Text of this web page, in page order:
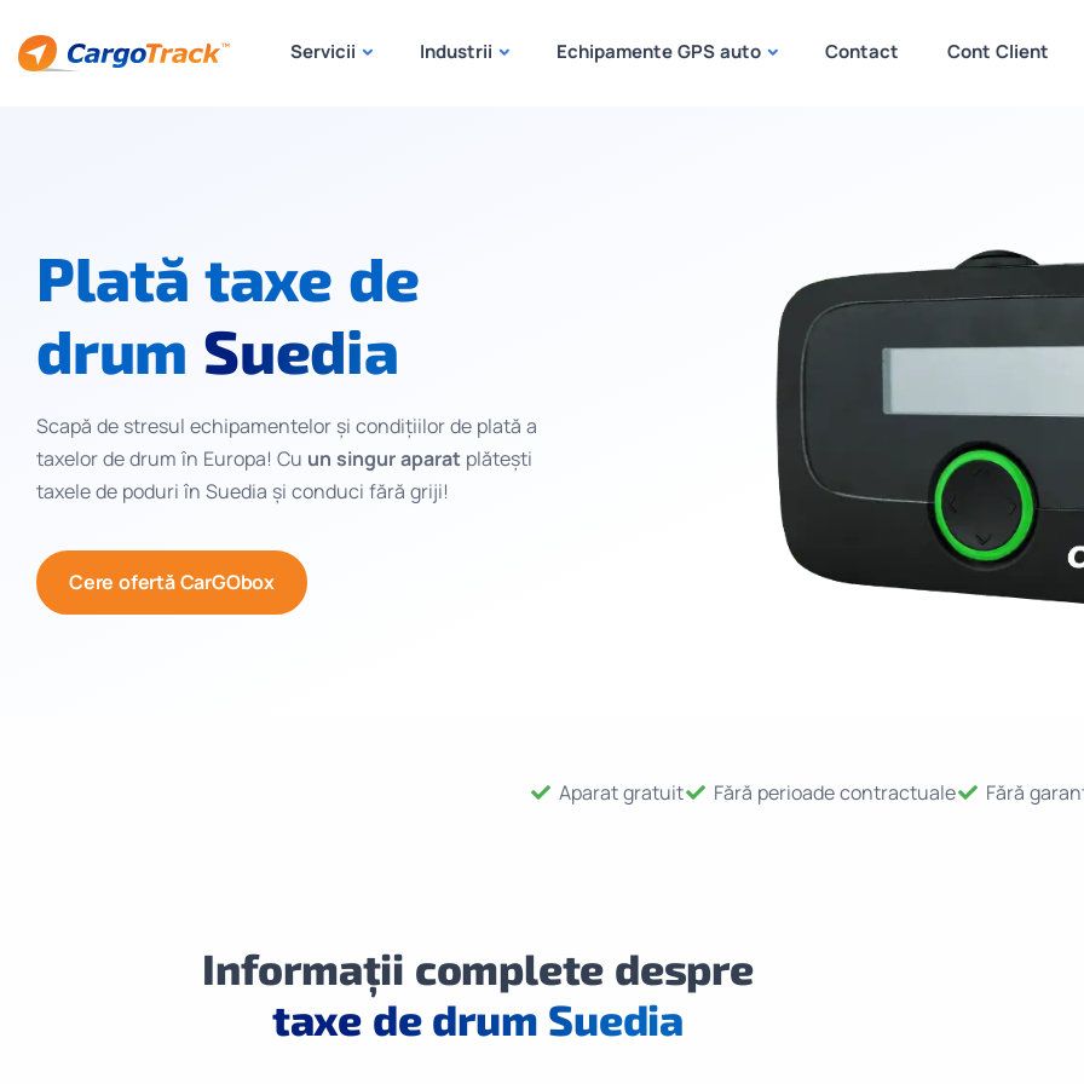
Servicii Industrii Echipamente GPS auto Contact Cont Client
Plată taxe de
drum Suedia
Scapă de stresul echipamentelor și condițiilor de plată a
taxelor de drum în Europa! Cu un singur aparat plătești
taxele de poduri în Suedia și conduci fără griji!
Cere ofertă CarGObox
Aparat gratuit Fără perioade contractuale Fără
Informații complete despre
taxe de drum Suedia